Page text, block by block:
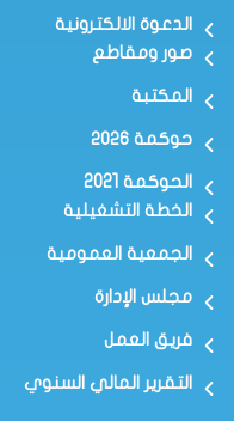
الدعوة الالكترونية
صور ومقاطع
المكتبة
حوكمة ٢٠٢٦
الحوكمة 2021
الخطة التشغيلية
الجمعية العمومية
مجلس الإدارة
فريق العمل
التقرير المالي السنوي